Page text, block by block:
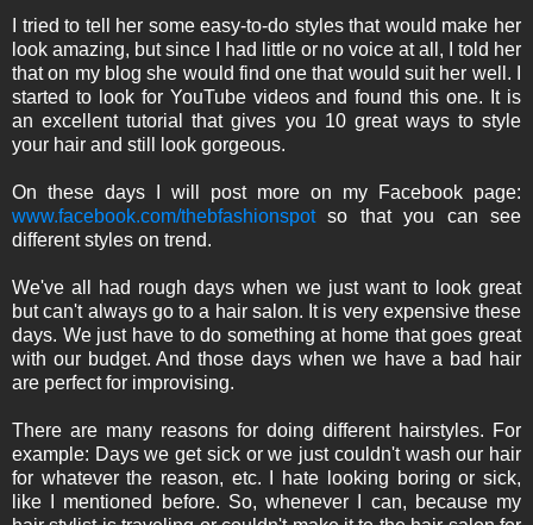
I tried to tell her some easy-to-do styles that would make her
look amazing, but since I had little or no voice at all, I told her
that on my blog she would find one that would suit her well. I
started to look for YouTube videos and found this one. It is
an excellent tutorial that gives you 10 great ways to style
your hair and still look gorgeous.
On these days I will post more on my Facebook page:
www.facebook.com/thebfashionspotso that you can see
different styles on trend.
We've all had rough days when we just want to look great
but can't always go to a hair salon. It is very expensive these
days. We just have to do something at home that goes great
with our budget. And those days when we have a bad hair
are perfect for improvising.
There are many reasons for doing different hairstyles. For
example: Days we get sick or we just couldn't wash our hair
for whatever the reason, etc. I hate looking boring or sick,
like I mentioned before. So, whenever I can, because my